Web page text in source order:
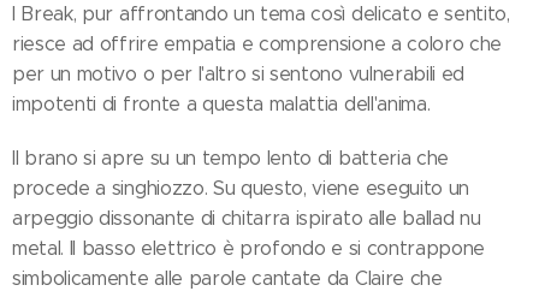
I Break, pur affrontando un tema così delicato e sentito,
riesce ad offrire empatia e comprensione a coloro che
per un motivo o per l'altro si sentono vulnerabili ed
impotenti di fronte a questa malattia dell'anima.
Il brano si apre su un tempo lento di batteria che
procede a singhiozzo. Su questo, viene eseguito un
arpeggio dissonante di chitarra ispirato alle ballad nu
metal. Il basso elettrico è profondo e si contrappone
simbolicamente alle parole cantate da Claire che